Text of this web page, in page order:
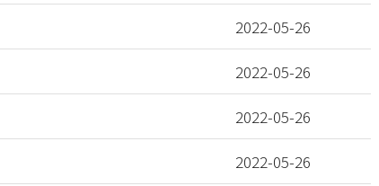
2022-05-26
2022-05-26
2022-05-26
2022-05-26